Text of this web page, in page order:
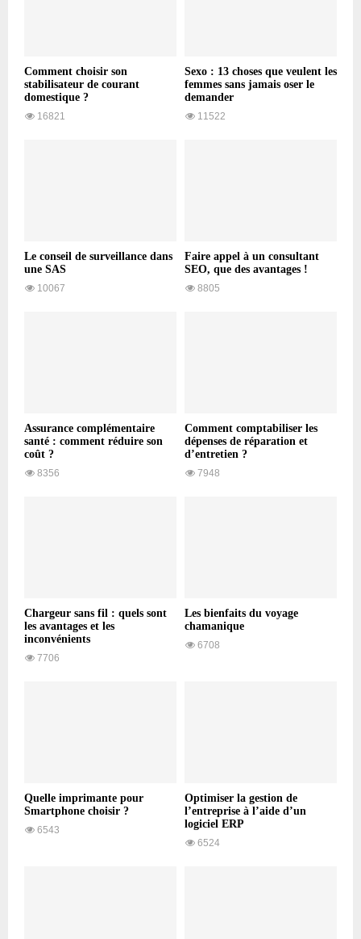
Comment choisir son
stabilisateur de courant
domestique ?
16821
Sexo : 13 choses que veulent les
femmes sans jamais oser le
demander
11522
Le conseil de surveillance dans
une SAS
10067
Faire appel à un consultant
SEO, que des avantages !
8805
Assurance complémentaire
santé : comment réduire son
coût ?
8356
Comment comptabiliser les
dépenses de réparation et
d’entretien ?
7948
Chargeur sans fil : quels sont
les avantages et les
inconvénients
7706
Les bienfaits du voyage
chamanique
6708
Quelle imprimante pour
Smartphone choisir ?
6543
Optimiser la gestion de
l’entreprise à l’aide d’un
logiciel ERP
6524